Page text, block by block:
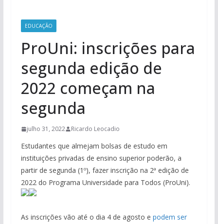
EDUCAÇÃO
ProUni: inscrições para
segunda edição de
2022 começam na
segunda
julho 31, 2022 Ricardo Leocadio
Estudantes que almejam bolsas de estudo em
instituições privadas de ensino superior poderão, a
partir de segunda (1º), fazer inscrição na 2ª edição de
2022 do Programa Universidade para Todos (ProUni).
As inscrições vão até o dia 4 de agosto e podem ser